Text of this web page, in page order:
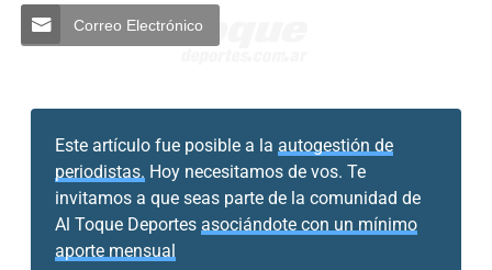
Correo Electrónico
Este artículo fue posible a la autogestión de
periodistas. Hoy necesitamos de vos. Te
invitamos a que seas parte de la comunidad de
Al Toque Deportes asociándote con un mínimo
aporte mensual